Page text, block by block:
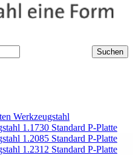
Werkzeugstahl
1.1730 Standard P-Platte
1.2085 Standard P-Platte
1.2312 Standard P-Platte